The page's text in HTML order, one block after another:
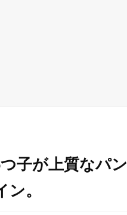
子が上質なパン
。